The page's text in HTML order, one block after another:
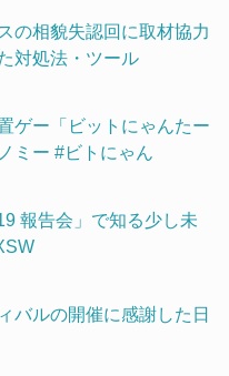
の相貌失認回に取材協力
対処法・ツール
ゲー「ビットにゃんたー
ミー #ビトにゃん
報告会」で知る少し未
バルの開催に感謝した日